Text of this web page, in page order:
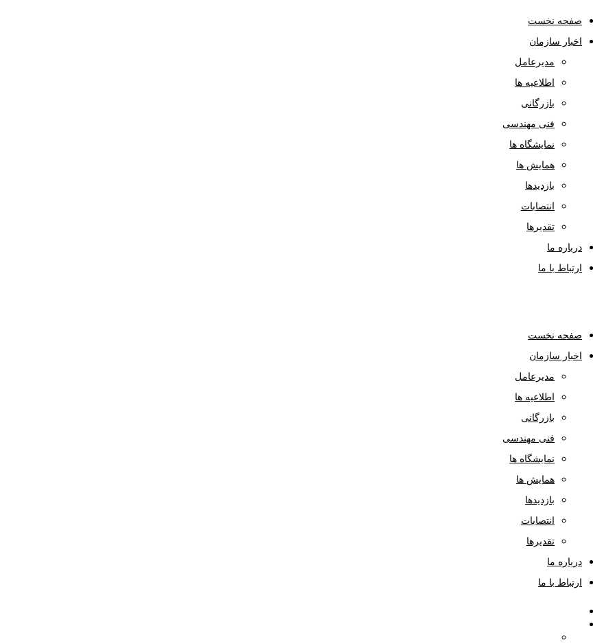
صفحه نخست
اخبار سازمان
مدیرعامل
اطلاعیه ها
بازرگانی
فنی مهندسی
نمایشگاه ها
همایش ها
بازدیدها
انتصابات
تقدیرها
درباره ما
ارتباط با ما
صفحه نخست
اخبار سازمان
مدیرعامل
اطلاعیه ها
بازرگانی
فنی مهندسی
نمایشگاه ها
همایش ها
بازدیدها
انتصابات
تقدیرها
درباره ما
ارتباط با ما